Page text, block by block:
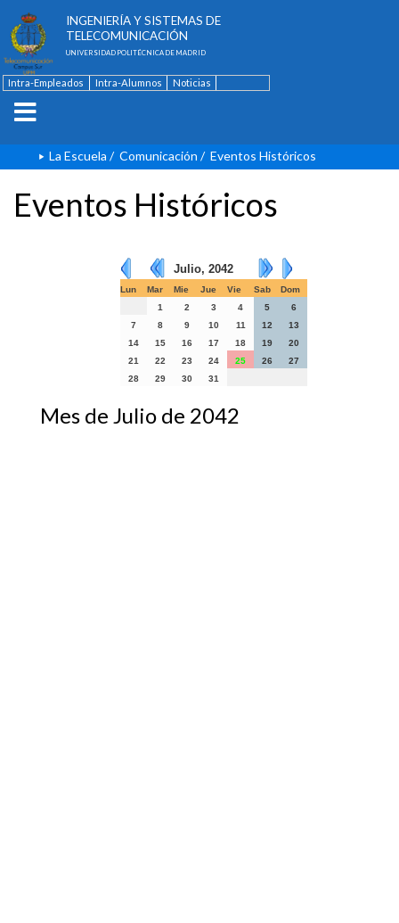
INGENIERÍA Y SISTEMAS DE
TELECOMUNICACIÓN
UNIVERSIDAD POLITÉCNICA DE MADRID
Intra-Empleados Intra-Alumnos
Noticias
La Escuela / Comunicación / Eventos Históricos
Eventos Históricos
Julio, 2042
Lun Mar Mie Jue Vie Sab
Dom
1
2 3 4 5
6
7
8 9 10 11 12
13
14
15 16 17 18 19
20
21
22 23 24 25 26
27
28
29 30 31
Mes de Julio de 2042